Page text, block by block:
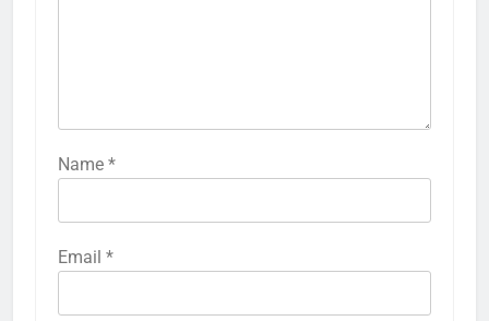
Name *
Email *